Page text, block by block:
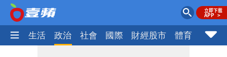
尚 生活 政治 社會 國際 財經股市 體育 壹蘋